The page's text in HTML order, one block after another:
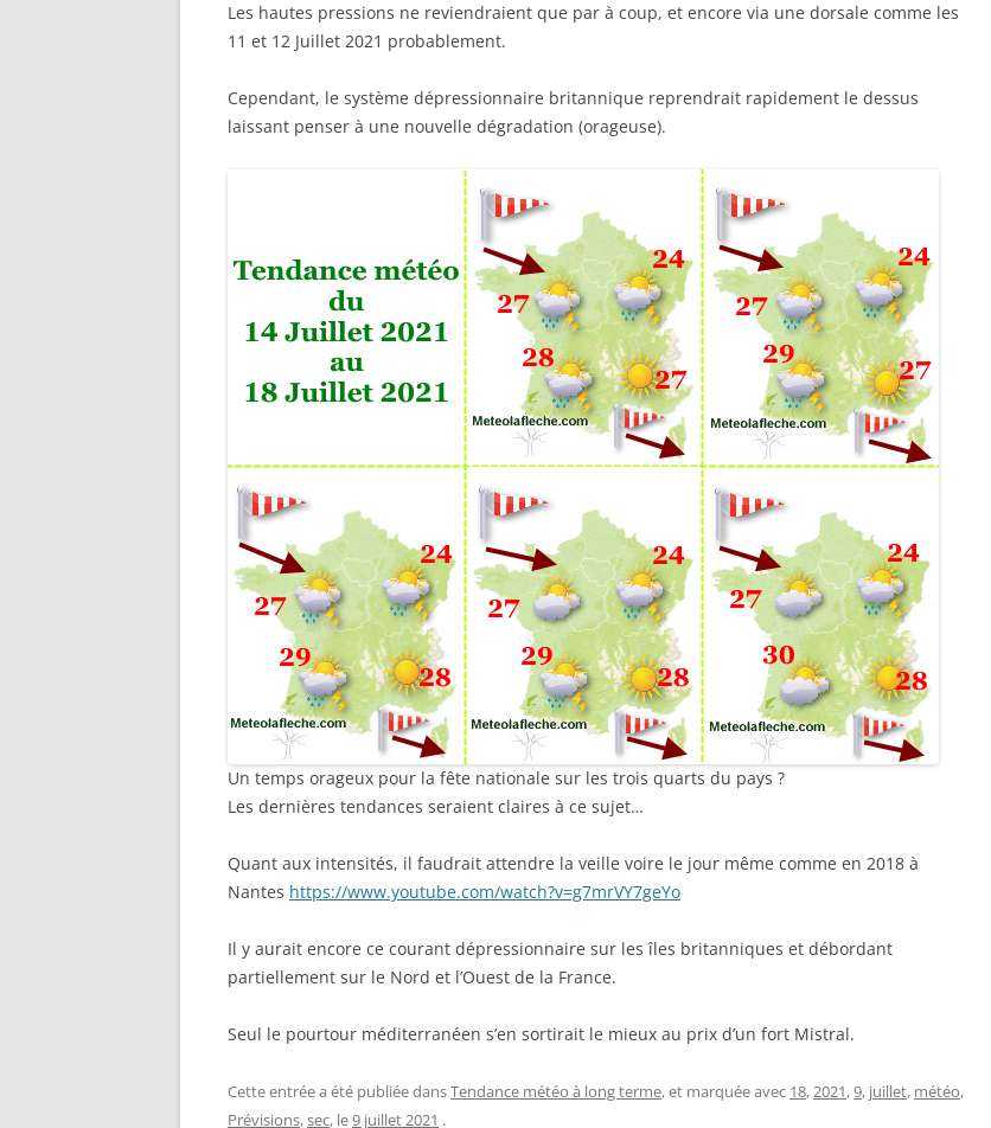
Les hautes pressions ne reviendraient que par à coup, et encore via une dorsale comme les
11 et 12 Juillet 2021 probablement.
Cependant, le système dépressionnaire britannique reprendrait rapidement le dessus
laissant penser à une nouvelle dégradation (orageuse).
Un temps orageux pour la fête nationale sur les trois quarts du pays ?
Les dernières tendances seraient claires à ce sujet…
Quant aux intensités, il faudrait attendre la veille voire le jour même comme en 2018 à
Nantes https://www.youtube.com/watch?v=g7mrVY7geYo
Il y aurait encore ce courant dépressionnaire sur les îles britanniques et débordant
partiellement sur le Nord et l’Ouest de la France.
Seul le pourtour méditerranéen s’en sortirait le mieux au prix d’un fort Mistral.
Cette entrée a été publiée dansTendance météo à long terme, et marquée avec 18,2021,9, juillet, météo,
Prévisions,sec, le9 juillet 2021 .